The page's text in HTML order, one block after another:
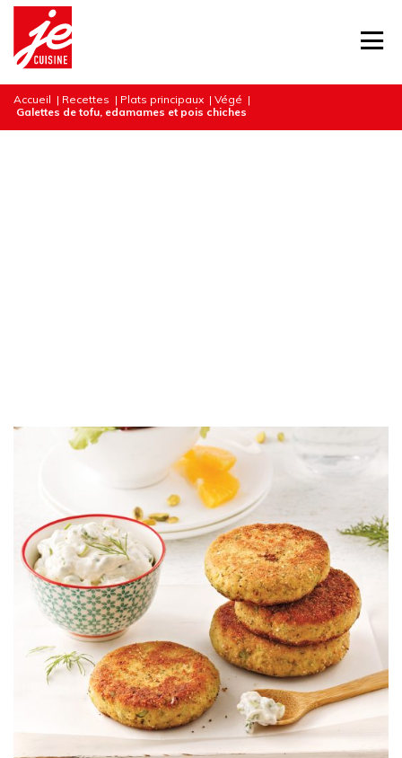
Accueil | Recettes | Plats principaux | Végé |
Galettes de tofu, edamames et pois chiches